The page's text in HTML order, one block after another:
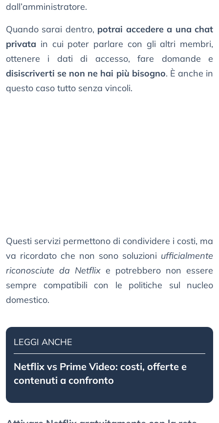
dall’amministratore.
Quando sarai dentro, potrai accedere a una chat
privata in cui poter parlare con gli altri membri,
ottenere i dati di accesso, fare domande e
disiscriverti se non ne hai più bisogno. È anche in
questo caso tutto senza vincoli.
Questi servizi permettono di condividere i costi, ma
va ricordato che non sono soluzioni ufficialmente
riconosciute da Netflix e potrebbero non essere
sempre compatibili con le politiche sul nucleo
domestico.
LEGGI ANCHE
Netflix vs Prime Video: costi, offerte e
contenuti a confronto